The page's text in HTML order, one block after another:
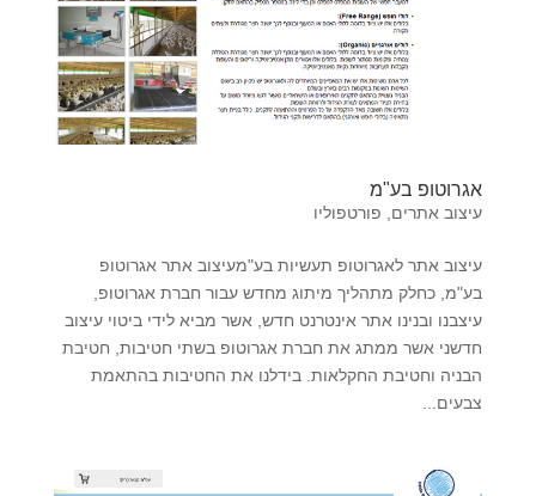
אגרוטופ בע"מ
עיצוב אתרים פורטפוליו
עיצוב אתר לאגרוטופ תעשיות בע"מעיצוב אתר אגרוטופ
בע"מ, כחלק מתהליך מיתוג מחדש עבור חברת אגרוטופ,
עיצבנו ובנינו אתר אינטרנט חדש, אשר מביא לידי ביטוי עיצוב
חדשני אשר ממתג את חברת אגרוטופ בשתי חטיבות, חטיבת
הבניה וחטיבת החקלאות. בידלנו את החטיבות בהתאמת
צבעים...